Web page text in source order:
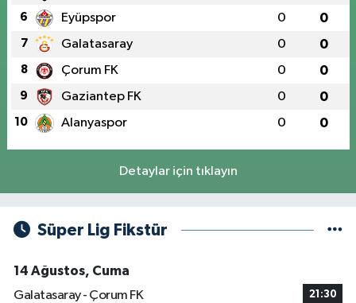
6 Eyüpspor 0 0
7 Galatasaray 0 0
8 Çorum FK 0 0
9 Gaziantep FK 0 0
10 Alanyaspor 0 0
Detaylar için tıklayın
Süper Lig Fikstür
14 Ağustos, Cuma
Galatasaray - Çorum FK
21:30